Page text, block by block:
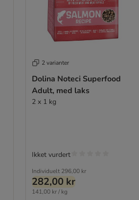
2 varianter
Dolina Noteci Superfood
Adult, med laks
2 x 1 kg
Individuelt 296,00 kr
282,00 kr
141,00 kr / kg
Ikket vurdert